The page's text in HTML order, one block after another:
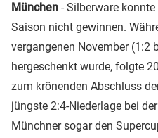
München - Silberware konnte
Saison nicht gewinnen.
vergangenen November (1:2
hergeschenkt wurde, folgte
zum krönenden Abschluss
jüngste 2:4-Niederlage bei
Münchner sogar den